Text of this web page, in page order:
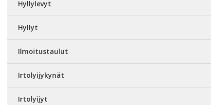
Hyllylevyt
Hyllyt
Ilmoitustaulut
Irtolyijykynät
Irtolyijyt